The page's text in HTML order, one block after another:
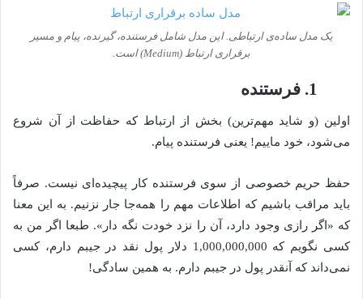
یک مدل ساده‌ی ارتباطی. این مدل شامل فرستنده، گیرنده، پیام و مسیر
برقراری ارتباط (Medium) است.
1. فرستنده
اولین (و شاید مهم‌ترین) بخش از ارتباط که حفاظت از آن شروع
می‌شود، خود ماییم! یعنی فرستنده پیام.
حفظ حریم خصوصی از سوی فرستنده کار پیچیده‌ای نیست. صرفاً
باید مراقب باشیم که اطلاعات مهم را همه‌جا جار نزنیم. به این معنا
که «اگر رازی وجود دارد، آن را نزد خودت نگه دار». طبعا اگر من به
کسی نگویم که 1,000,000,000 دلار پول نقد در جیبم دارم، کسی
نمی‌داند که آنقدر پول در جیبم دارم. به همین سادگی!